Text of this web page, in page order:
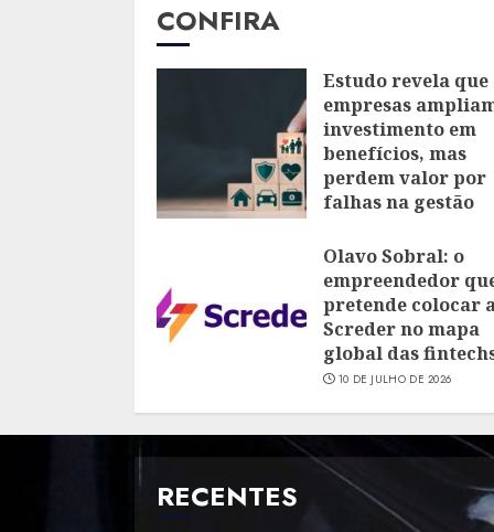
CONFIRA
Estudo revela que
empresas
investimento em
benefícios, mas
perdem valor por
falhas na gestão
Olavo Sobral: o
empreendedor
pretende colocar
Screder no mapa
global das
10 DE JULHO DE 2026
RECENTES